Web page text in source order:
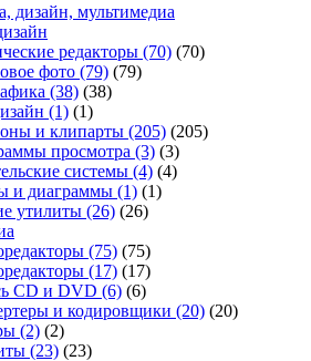
дизайн, мультимедиа
редакторы (70) (70)
фото (79) (79)
(38) (38)
(1) (1)
и клипарты (205) (205)
просмотра (3) (3)
системы (4) (4)
и диаграммы (1) (1)
утилиты (26) (26)
(75) (75)
(17) (17)
CD и DVD (6) (6)
и кодировщики (20) (20)
(2) (2)
(23) (23)